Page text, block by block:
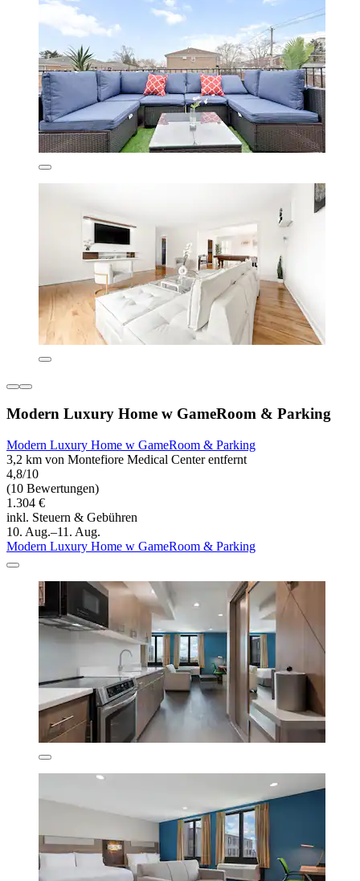
Modern Luxury Home w GameRoom & Parking
Modern Luxury Home w GameRoom & Parking
3,2 km von Montefiore Medical Center entfernt
4,8/10
(10 Bewertungen)
1.304 €
inkl. Steuern & Gebühren
10. Aug.–11. Aug.
Modern Luxury Home w GameRoom & Parking